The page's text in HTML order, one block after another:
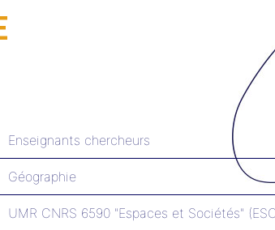
Enseignants chercheurs
Géographie
UMR CNRS 6590 "Espaces et Sociétés"